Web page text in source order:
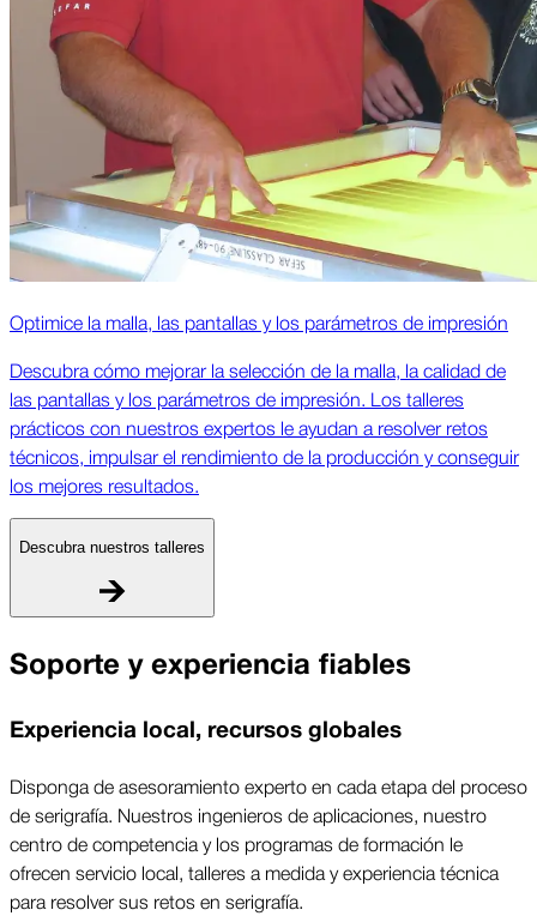
Optimice la malla, las pantallas y los parámetros de impresión
Descubra cómo mejorar la selección de la malla, la calidad de
las pantallas y los parámetros de impresión. Los talleres
prácticos con nuestros expertos le ayudan a resolver retos
técnicos, impulsar el rendimiento de la producción y conseguir
los mejores resultados.
Descubra nuestros talleres
Soporte y experiencia fiables
Experiencia local, recursos globales
Disponga de asesoramiento experto en cada etapa del proceso
de serigrafía. Nuestros ingenieros de aplicaciones, nuestro
centro de competencia y los programas de formación le
ofrecen servicio local, talleres a medida y experiencia técnica
para resolver sus retos en serigrafía.